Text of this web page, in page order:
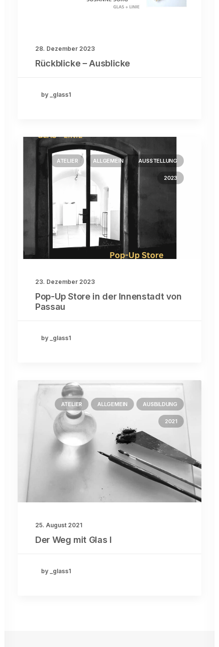
28. Dezember 2023
Rückblicke – Ausblicke
by _glass1
ATELIER ALLGEMEIN AUSSTELLUNG
2023
23. Dezember 2023
Pop-Up Store in der Innenstadt von
Passau
by _glass1
ATELIER ALLGEMEIN AUSBILDUNG
2021
25. August 2021
Der Weg mit Glas I
by _glass1